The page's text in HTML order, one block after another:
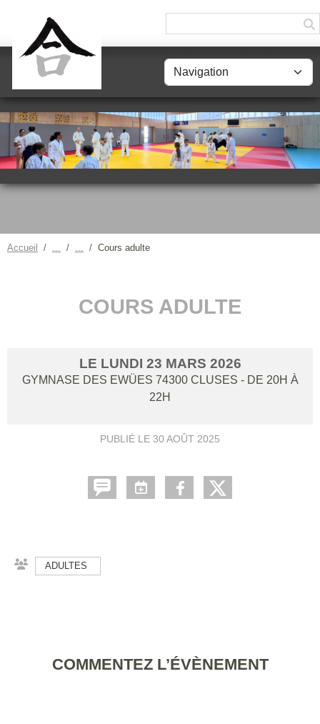
Accueil Cours adulte
COURS ADULTE
LE LUNDI 23 MARS 2026
GYMNASE DES EWÜES 74300 CLUSES - DE 20H À
22H
PUBLIÉ LE 30 AOÛT 2025
ADULTES
COMMENTEZ L’ÉVÈNEMENT